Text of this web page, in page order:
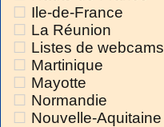
Ile-de-France
La Réunion
Listes de webcams
Martinique
Mayotte
Normandie
Nouvelle-Aquitaine